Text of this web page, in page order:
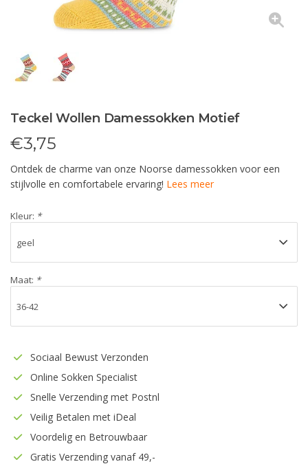
Teckel Wollen Damessokken Motief
€3,75
Ontdek de charme van onze Noorse damessokken voor een
stijlvolle en comfortabele ervaring! Lees meer
Kleur: *
Maat: *
Sociaal Bewust Verzonden
Online Sokken Specialist
Snelle Verzending met Postnl
Veilig Betalen met iDeal
Voordelig en Betrouwbaar
Gratis Verzending vanaf 49,-